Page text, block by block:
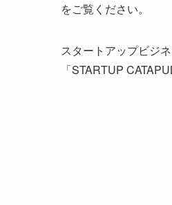
をご覧ください。
スタートアップビジ
「STARTUP